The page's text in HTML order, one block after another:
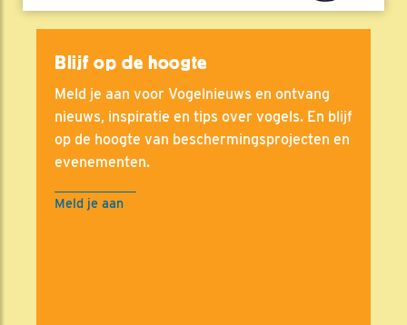
Blijf op de hoogte
Meld je aan voor Vogelnieuws en ontvang
nieuws, inspiratie en tips over vogels. En blijf
op de hoogte van beschermingsprojecten en
evenementen.
Meld je aan